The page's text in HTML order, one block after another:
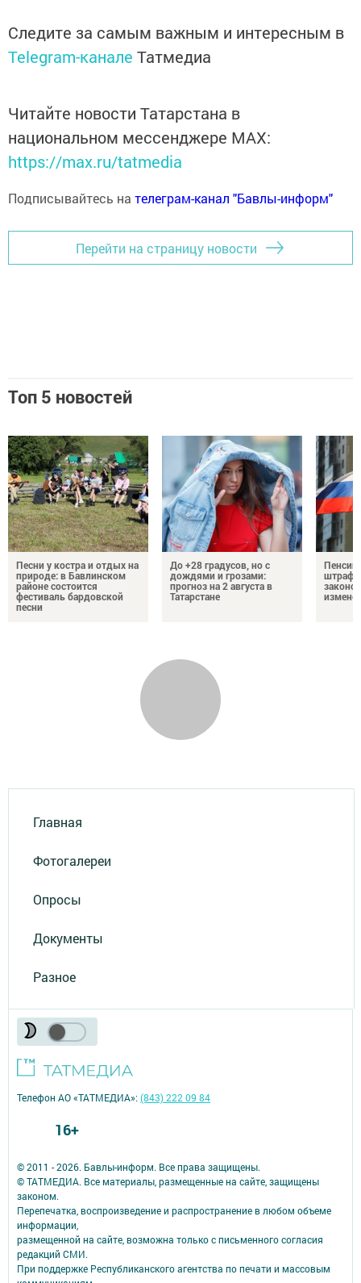
Следите за самым важным и интересным в
Telegram-канале Татмедиа
Читайте новости Татарстана в
национальном мессенджере MАХ:
https://max.ru/tatmedia
Подписывайтесь на телеграм-канал "Бавлы-информ"
Перейти на страницу новости
Топ 5 новостей
Песни у костра и отдых на
природе: в Бавлинском
районе состоится
фестиваль бардовской
песни
До +28 градусов, но с
дождями и грозами:
прогноз на 2 августа в
Татарстане
Главная
Фотогалереи
Опросы
Документы
Разное
© 2011 - 2026. Бавлы-информ. Все права защищены.
© ТАТМЕДИА. Все материалы, размещенные на сайте, защищены
законом.
Перепечатка, воспроизведение и распространение в любом объеме
информации,
размещенной на сайте, возможна только с письменного согласия
редакций СМИ.
При поддержке Республиканского агентства по печати и массовым
Телефон АО «ТАТМЕДИА»:(843) 222 09 84
16+